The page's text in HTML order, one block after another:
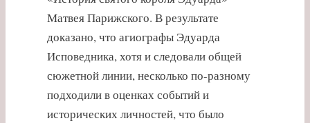
Матвея Парижского. В результате
доказано, что агиографы Эдуарда
Исповедника, хотя и следовали общей
сюжетной линии, несколько по-разному
подходили в оценках событий и
исторических личностей, что было